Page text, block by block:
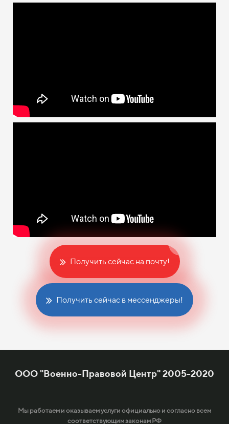
Получить сейчас на почту!
Получить сейчас в мессенджеры!
ООО "Военно-Правовой Центр" 2005-2020
Мы работаем и оказываем услуги официально и согласно всем
соответствующим законам РФ